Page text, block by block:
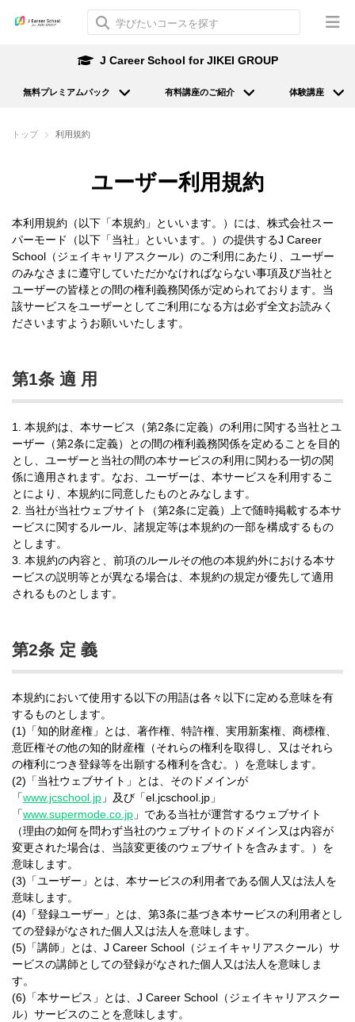
トップ 利用規約
ユーザー利用規約
本利用規約（以下「本規約」といいます。）には、株式会社スー
パーモード（以下「当社」といいます。）の提供するJ Career
School（ジェイキャリアスクール）のご利用にあたり、ユーザー
のみなさまに遵守していただかなければならない事項及び当社と
ユーザーの皆様との間の権利義務関係が定められております。当
該サービスをユーザーとしてご利用になる方は必ず全文お読みく
ださいますようお願いいたします。
第1条 適 用
1. 本規約は、本サービス（第2条に定義）の利用に関する当社とユ
ーザー（第2条に定義）との間の権利義務関係を定めることを目的
とし、ユーザーと当社の間の本サービスの利用に関わる一切の関
係に適用されます。なお、ユーザーは、本サービスを利用するこ
とにより、本規約に同意したものとみなします。
2. 当社が当社ウェブサイト（第2条に定義）上で随時掲載する本サ
ービスに関するルール、諸規定等は本規約の一部を構成するもの
とします。
3. 本規約の内容と、前項のルールその他の本規約外における本サ
ービスの説明等とが異なる場合は、本規約の規定が優先して適用
されるものとします。
第2条 定 義
本規約において使用する以下の用語は各々以下に定める意味を有
するものとします。
(1)「知的財産権」とは、著作権、特許権、実用新案権、商標権、
意匠権その他の知的財産権（それらの権利を取得し、又はそれら
の権利につき登録等を出願する権利を含む。）を意味します。
(2)「当社ウェブサイト」とは、そのドメインが
「www.jcschool.jp 」及び「el.jcschool.jp」
「www.supermode.co.jp 」である当社が運営するウェブサイト
（理由の如何を問わず当社のウェブサイトのドメイン又は内容が
変更された場合は、当該変更後のウェブサイトを含みます。）を
意味します。
(3)「ユーザー」とは、本サービスの利用者である個人又は法人を
意味します。
(4)「登録ユーザー」とは、第3条に基づき本サービスの利用者とし
ての登録がなされた個人又は法人を意味します。
(5)「講師」とは、J Career School（ジェイキャリアスクール）サ
ービスの講師としての登録がなされた個人又は法人を意味しま
す。
(6)「本サービス」とは、J Career School（ジェイキャリアスクー
ル）サービスのことを意味します。
J Career School for JIKEI GROUP
無料プレミアムパック 有料講座のご紹介 体験講座